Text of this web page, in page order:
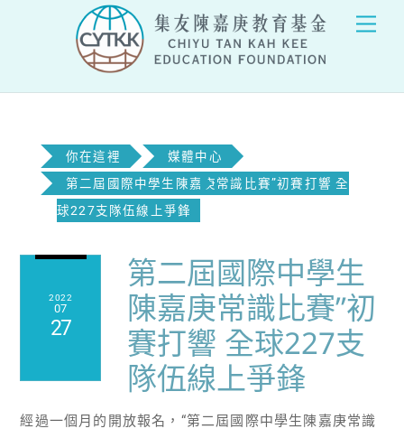
你在這裡
媒體中心
第二屆國際中學生陳嘉庚常識比賽”初賽打響 全
球227支隊伍線上爭鋒
2022
07
27
第二屆國際中學生
陳嘉庚常識比賽”初
賽打響 全球227支
隊伍線上爭鋒
經過一個月的開放報名，“第二屆國際中學生陳嘉庚常識